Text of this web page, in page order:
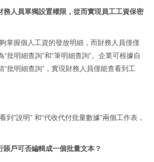
人員單獨設置權限，從而實現員工工資保密
掌握個人工資的發放明細，而財務人員僅僅
批明細查詢”和“筆明細查詢”。企業可根據自
批明細查詢”，實現財務人員僅能查看到工
“說明” 和“代收代付批量數據”兩個工作表，
戶可否編輯成一個批量文本？